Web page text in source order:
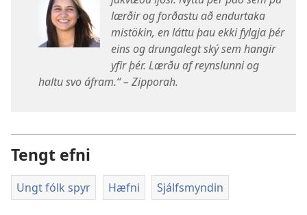
lærðir og forðastu að endurtaka
mistökin, en láttu þau ekki fylgja þér
eins og drungalegt ský sem hangir
yfir þér. Lærðu af reynslunni og
haltu svo áfram.“ – Zipporah.
Tengt efni
Ungt fólk spyr Hæfni Sjálfsmyndin